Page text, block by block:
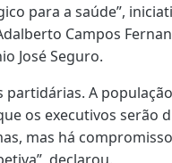
para a saúde”,
Campos
José Seguro.
A
os executivos serão
mas há